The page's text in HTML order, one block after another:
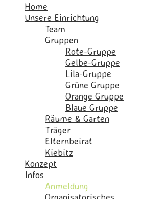
Home
Unsere Einrichtung
Team
Gruppen
Rote-Gruppe
Gelbe-Gruppe
Lila-Gruppe
Grüne Gruppe
Orange Gruppe
Blaue Gruppe
Räume & Garten
Träger
Elternbeirat
Kiebitz
Konzept
Infos
Anmeldung